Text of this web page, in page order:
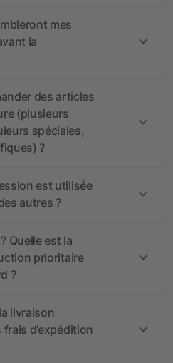
mes
la
des articles
(plusieurs
spéciales,
?
est utilisée
autres ?
Quelle est la
prioritaire
?
livraison
d’expédition